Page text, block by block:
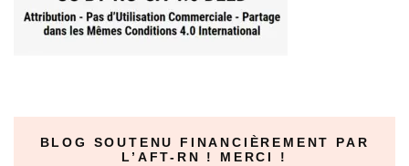
BLOG SOUTENU FINANCIÈREMENT PAR
L’AFT-RN ! MERCI !